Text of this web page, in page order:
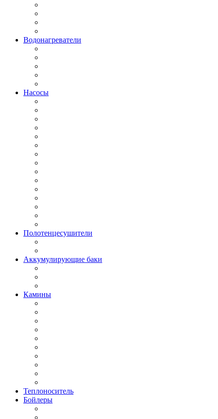
Водонагреватели
Насосы
Полотенцесушители
Аккумулирующие баки
Камины
Теплоноситель
Бойлеры